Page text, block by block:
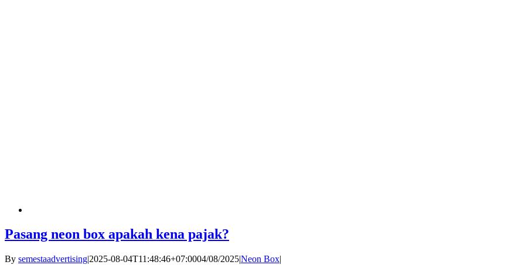
Pasang neon box apakah kena pajak?
By semestaadvertising|2025-08-04T11:48:46+07:0004/08/2025|Neon Box|